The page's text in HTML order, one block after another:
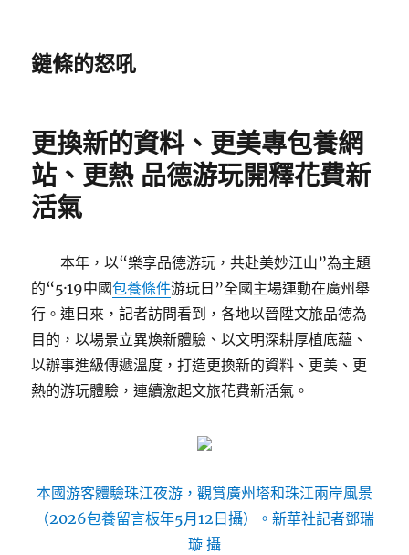
鏈條的怒吼
更換新的資料、更美專包養網
站、更熱 品德游玩開釋花費新
活氣
本年，以“樂享品德游玩，共赴美妙江山”為主題
的“5·19中國包養條件游玩日”全國主場運動在廣州舉
行。連日來，記者訪問看到，各地以晉陞文旅品德為
目的，以場景立異煥新體驗、以文明深耕厚植底蘊、
以辦事進級傳遞溫度，打造更換新的資料、更美、更
熱的游玩體驗，連續激起文旅花費新活氣。
本國游客體驗珠江夜游，觀賞廣州塔和珠江兩岸風景
（2026包養留言板年5月12日攝）。新華社記者鄧瑞
璇 攝